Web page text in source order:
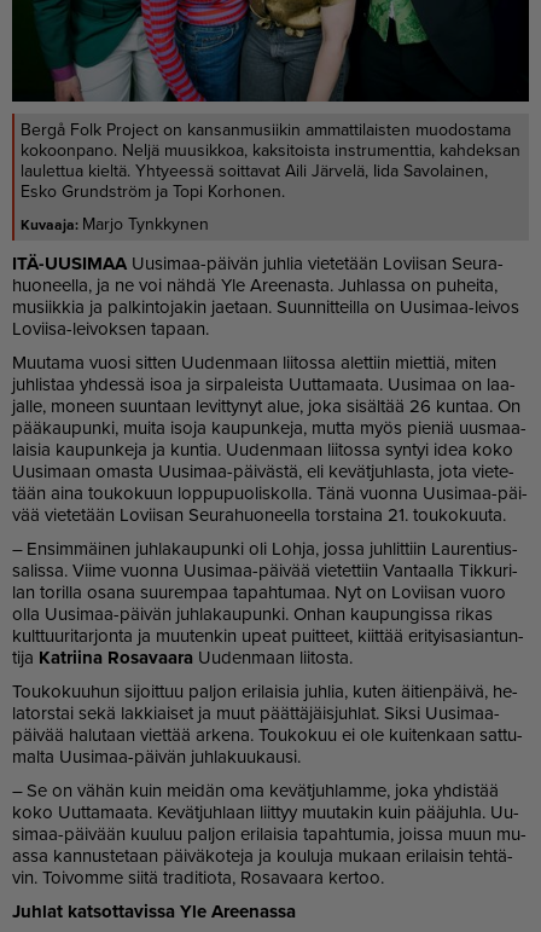
Bergå Folk Project on kansanmusiikin ammattilaisten muodostama
kokoonpano. Neljä muusikkoa, kaksitoista instrumenttia, kahdeksan
laulettua kieltä. Yhtyeessä soittavat Aili Järvelä, Iida Savolainen,
Esko Grundström ja Topi Korhonen.
Marjo Tynkkynen
ITÄ-UU­SI­MAA Uu­si­maa-päi­vän juh­lia vie­te­tään Lo­vii­san Seu­ra­
huo­neel­la, ja ne voi näh­dä Yle Aree­nas­ta. Juh­las­sa on pu­hei­ta,
mu­siik­kia ja pal­kin­to­ja­kin ja­e­taan. Suun­nit­teil­la on Uu­si­maa-lei­vos
Lo­vii­sa-lei­vok­sen ta­paan.
Muu­ta­ma vuo­si sit­ten Uu­den­maan lii­tos­sa alet­tiin miet­tiä, mi­ten
juh­lis­taa yh­des­sä isoa ja sir­pa­leis­ta Uut­ta­maa­ta. Uu­si­maa on laa­
jal­le, mo­neen suun­taan le­vit­ty­nyt alue, joka si­säl­tää 26 kun­taa. On
pää­kau­pun­ki, mui­ta iso­ja kau­pun­ke­ja, mut­ta myös pie­niä uus­maa­
lai­sia kau­pun­ke­ja ja kun­tia. Uu­den­maan lii­tos­sa syn­tyi idea koko
Uu­si­maan omas­ta Uu­si­maa-päi­väs­tä, eli ke­vät­juh­las­ta, jota vie­te­
tään ai­na tou­ko­kuun lop­pu­puo­lis­kol­la. Tänä vuon­na Uu­si­maa-päi­
vää vie­te­tään Lo­vii­san Seu­ra­huo­neel­la tors­tai­na 21. tou­ko­kuu­ta.
– En­sim­mäi­nen juh­la­kau­pun­ki oli Loh­ja, jos­sa juh­lit­tiin Lau­ren­tius-
sa­lis­sa. Vii­me vuon­na Uu­si­maa-päi­vää vie­tet­tiin Van­taal­la Tik­ku­ri­
lan to­ril­la osa­na suu­rem­paa ta­pah­tu­maa. Nyt on Lo­vii­san vuo­ro
ol­la Uu­si­maa-päi­vän juh­la­kau­pun­ki. On­han kau­pun­gis­sa ri­kas
kult­tuu­ri­tar­jon­ta ja muu­ten­kin upe­at puit­teet, kiit­tää eri­tyi­sa­si­an­tun­
ti­ja Kat­rii­na Ro­sa­vaa­ra Uu­den­maan lii­tos­ta.
Tou­ko­kuu­hun si­joit­tuu pal­jon eri­lai­sia juh­lia, ku­ten äi­tien­päi­vä, he­
la­tors­tai sekä lak­ki­ai­set ja muut päät­tä­jäis­juh­lat. Sik­si Uu­si­maa-
päi­vää ha­lu­taan viet­tää ar­ke­na. Tou­ko­kuu ei ole kui­ten­kaan sat­tu­
mal­ta Uu­si­maa-päi­vän juh­la­kuu­kau­si.
– Se on vä­hän kuin mei­dän oma ke­vät­juh­lam­me, joka yh­dis­tää
koko Uut­ta­maa­ta. Ke­vät­juh­laan liit­tyy muu­ta­kin kuin pää­juh­la. Uu­
si­maa-päi­vään kuu­luu pal­jon eri­lai­sia ta­pah­tu­mia, jois­sa muun mu­
as­sa kan­nus­te­taan päi­vä­ko­te­ja ja kou­lu­ja mu­kaan eri­lai­sin teh­tä­
vin. Toi­vom­me sii­tä tra­di­ti­o­ta, Ro­sa­vaa­ra ker­too.
Juh­lat kat­sot­ta­vis­sa Yle Aree­nas­sa